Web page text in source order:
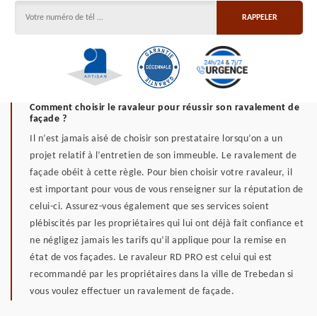
Comment choisir le ravaleur pour réussir son ravalement de
façade ?
Il n’est jamais aisé de choisir son prestataire lorsqu’on a un
projet relatif à l’entretien de son immeuble. Le ravalement de
façade obéit à cette règle. Pour bien choisir votre ravaleur, il
est important pour vous de vous renseigner sur la réputation de
celui-ci. Assurez-vous également que ses services soient
plébiscités par les propriétaires qui lui ont déjà fait confiance et
ne négligez jamais les tarifs qu’il applique pour la remise en
état de vos façades. Le ravaleur RD PRO est celui qui est
recommandé par les propriétaires dans la ville de Trebedan si
vous voulez effectuer un ravalement de façade.